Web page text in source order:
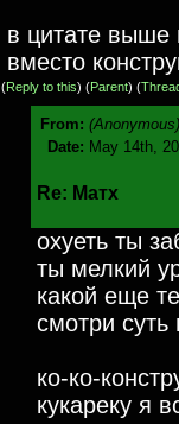
в цитате выше
вместо
(Reply to this) (Parent) (
From: (Anonymous)
Date: May 14th,
Re: Матх
охуеть ты
ты мелкий
какой еще
смотри
ко-ко-
кукареку я